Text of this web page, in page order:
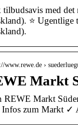
tilbudsavis med
⭐
www.rewe.de ›
Markt
REWE Markt
zum Markt ✓